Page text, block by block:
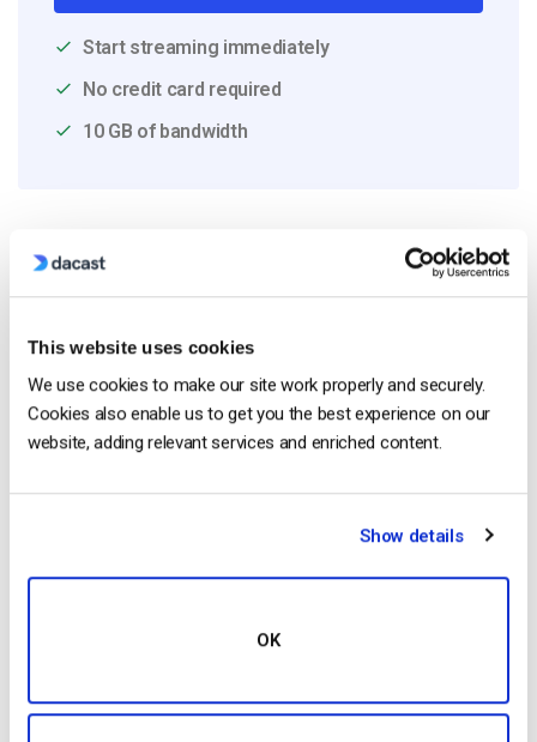
This website uses cookies
We use cookies to make our site work properly and securely.
Cookies also enable us to get you the best experience on our
website, adding relevant services and enriched content.
Show details
OK
Start streaming immediately
No credit card required
10 GB of bandwidth
Read Next
Come trasmettere in diretta da un iPhone
Apple in 6 semplici passi
by Emily Krings
August 5, 2026
media in streaming